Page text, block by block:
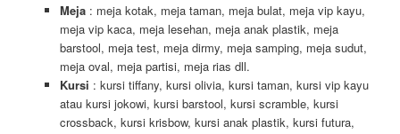
Meja : meja kotak, meja taman, meja bulat, meja vip kayu,
meja vip kaca, meja lesehan, meja anak plastik, meja
barstool, meja test, meja dirmy, meja samping, meja sudut,
meja oval, meja partisi, meja rias dll.
Kursi : kursi tiffany, kursi olivia, kursi taman, kursi vip kayu
atau kursi jokowi, kursi barstool, kursi scramble, kursi
crossback, kursi krisbow, kursi anak plastik, kursi futura,